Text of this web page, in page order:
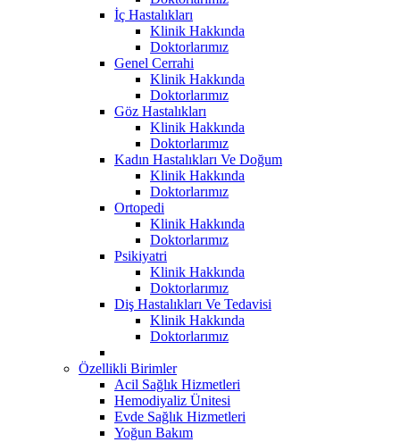
İç Hastalıkları
Klinik Hakkında
Doktorlarımız
Genel Cerrahi
Klinik Hakkında
Doktorlarımız
Göz Hastalıkları
Klinik Hakkında
Doktorlarımız
Kadın Hastalıkları Ve Doğum
Klinik Hakkında
Doktorlarımız
Ortopedi
Klinik Hakkında
Doktorlarımız
Psikiyatri
Klinik Hakkında
Doktorlarımız
Diş Hastalıkları Ve Tedavisi
Klinik Hakkında
Doktorlarımız
Özellikli Birimler
Acil Sağlık Hizmetleri
Hemodiyaliz Ünitesi
Evde Sağlık Hizmetleri
Yoğun Bakım